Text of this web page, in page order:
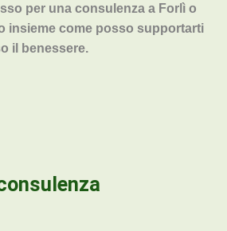
per una consulenza a Forlì o
insieme come posso supportarti
il benessere.